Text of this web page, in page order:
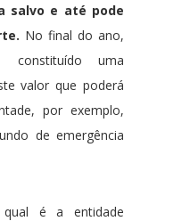
salvo e até pode
No final do ano,
constituído uma
valor que poderá
por exemplo,
de emergência
qual é a entidade